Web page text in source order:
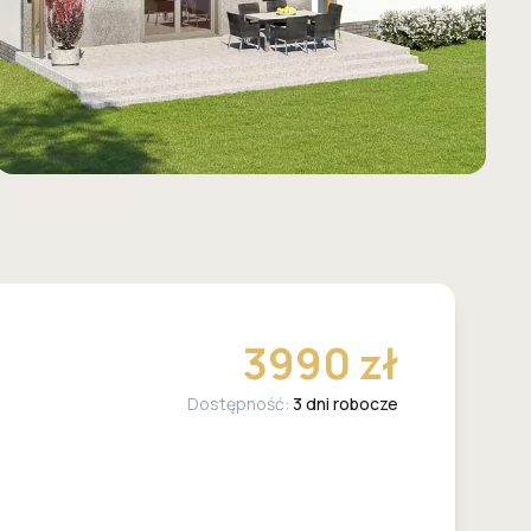
3990 zł
Dostępność: 3 dni robocze